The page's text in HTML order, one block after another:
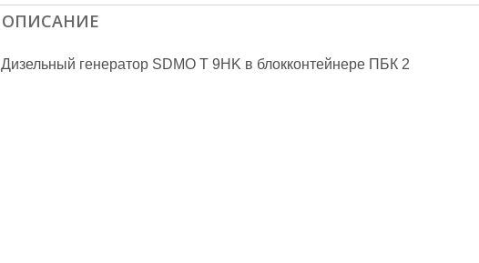
ОПИСАНИЕ
Дизельный генератор SDMO T 9HK в блокконтейнере ПБК 2